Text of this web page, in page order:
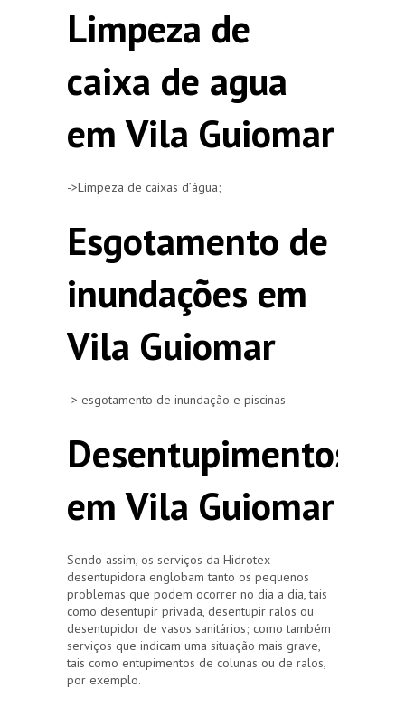
Limpeza de
caixa de agua
em Vila Guiomar
->Limpeza de caixas d’água;
Esgotamento de
inundações em
Vila Guiomar
-> esgotamento de inundação e piscinas
Desentupimentos
em Vila Guiomar
Sendo assim, os serviços da Hidrotex
desentupidora englobam tanto os pequenos
problemas que podem ocorrer no dia a dia, tais
como desentupir privada, desentupir ralos ou
desentupidor de vasos sanitários; como também
serviços que indicam uma situação mais grave,
tais como entupimentos de colunas ou de ralos,
por exemplo.